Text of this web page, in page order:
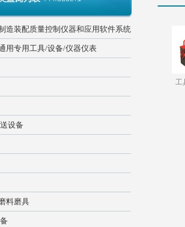
造装配质量控制仪器和应用软件系统
用专用工具/设备/仪器仪表
设备
料磨具
工